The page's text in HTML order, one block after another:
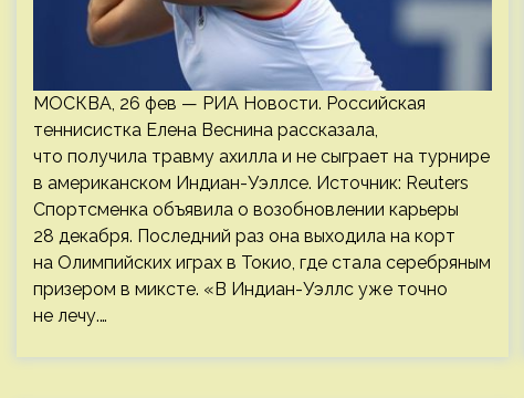
МОСКВА, 26 фев — РИА Новости. Российская
теннисистка Елена Веснина рассказала,
что получила травму ахилла и не сыграет на турнире
в американском Индиан-Уэллсе. Источник: Reuters
Спортсменка объявила о возобновлении карьеры
28 декабря. Последний раз она выходила на корт
на Олимпийских играх в Токио, где стала серебряным
призером в миксте. «В Индиан-Уэллс уже точно
не лечу.…